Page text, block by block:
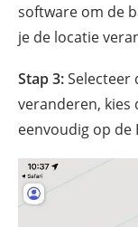
software om de
je de locatie
Stap 3:Selecteer
veranderen, kies
eenvoudig op de